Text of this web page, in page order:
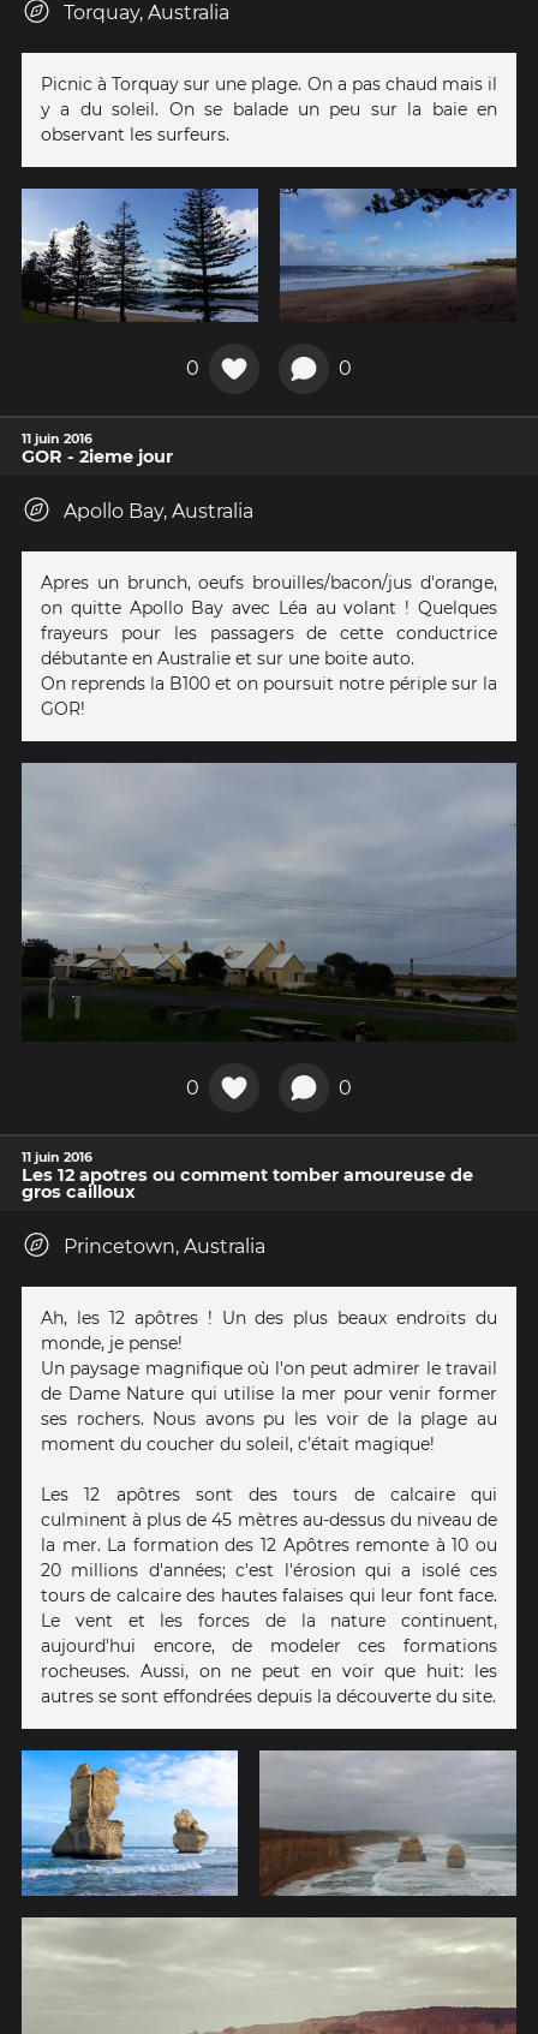
Torquay, Australia
Picnic à Torquay sur une plage. On a pas chaud mais il
y a du soleil. On se balade un peu sur la baie en
observant les surfeurs.
0 0
11 juin 2016
GOR - 2ieme jour
Apollo Bay, Australia
Apres un brunch, oeufs brouilles/bacon/jus d'orange,
on quitte Apollo Bay avec Léa au volant ! Quelques
frayeurs pour les passagers de cette conductrice
débutante en Australie et sur une boite auto.
On reprends la B100 et on poursuit notre périple sur la
GOR!
0 0
11 juin 2016
Les 12 apotres ou comment tomber amoureuse de
gros cailloux
Princetown, Australia
Ah, les 12 apôtres ! Un des plus beaux endroits du
monde, je pense!
Un paysage magnifique où l'on peut admirer le travail
de Dame Nature qui utilise la mer pour venir former
ses rochers. Nous avons pu les voir de la plage au
moment du coucher du soleil, c’était magique!
Les 12 apôtres sont des tours de calcaire qui
culminent à plus de 45 mètres au-dessus du niveau de
la mer. La formation des 12 Apôtres remonte à 10 ou
20 millions d'années; c'est l'érosion qui a isolé ces
tours de calcaire des hautes falaises qui leur font face.
Le vent et les forces de la nature continuent,
aujourd'hui encore, de modeler ces formations
rocheuses. Aussi, on ne peut en voir que huit: les
autres se sont effondrées depuis la découverte du site.